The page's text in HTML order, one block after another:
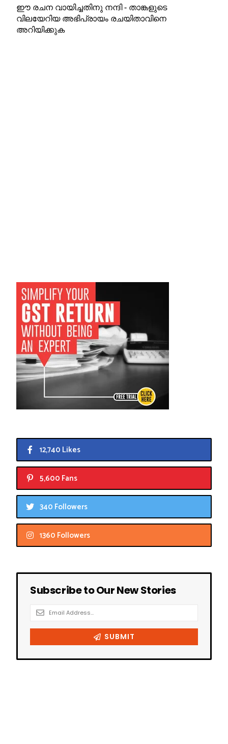
ഈ രചന വായിച്ചതിനു നന്ദി - താങ്കളുടെ
വിലയേറിയ അഭിപ്രായം രചയിതാവിനെ
അറിയിക്കുക
12,740 Likes
5,600 Fans
340 Followers
1360 Followers